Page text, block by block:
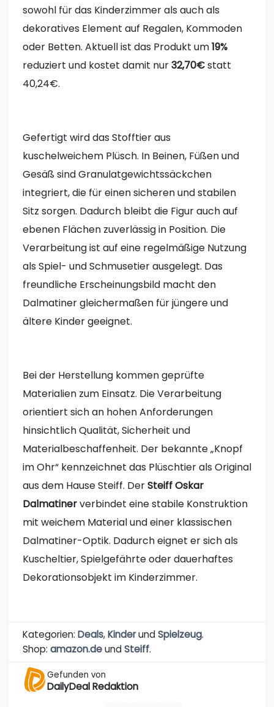
sowohl für das Kinderzimmer als auch als
dekoratives Element auf Regalen, Kommoden
oder Betten. Aktuell ist das Produkt um19%
reduziert und kostet damit nur32,70€statt
40,24€.
Gefertigt wird das Stofftier aus
kuschelweichem Plüsch. In Beinen, Füßen und
Gesäß sind Granulatgewichtssäckchen
integriert, die für einen sicheren und stabilen
Sitz sorgen. Dadurch bleibt die Figur auch auf
ebenen Flächen zuverlässig in Position. Die
Verarbeitung ist auf eine regelmäßige Nutzung
als Spiel- und Schmusetier ausgelegt. Das
freundliche Erscheinungsbild macht den
Dalmatiner gleichermaßen für jüngere und
ältere Kinder geeignet.
Bei der Herstellung kommen geprüfte
Materialien zum Einsatz. Die Verarbeitung
orientiert sich an hohen Anforderungen
hinsichtlich Qualität, Sicherheit und
Materialbeschaffenheit. Der bekannte „Knopf
im Ohr“ kennzeichnet das Plüschtier als Original
aus dem Hause Steiff. DerSteiff Oskar
Dalmatinerverbindet eine stabile Konstruktion
mit weichem Material und einer klassischen
Dalmatiner-Optik. Dadurch eignet er sich als
Kuscheltier, Spielgefährte oder dauerhaftes
Dekorationsobjekt im Kinderzimmer.
Kategorien: Deals,KinderundSpielzeug.
Shop: amazon.deundSteiff.
Gefunden von
DailyDeal Redaktion